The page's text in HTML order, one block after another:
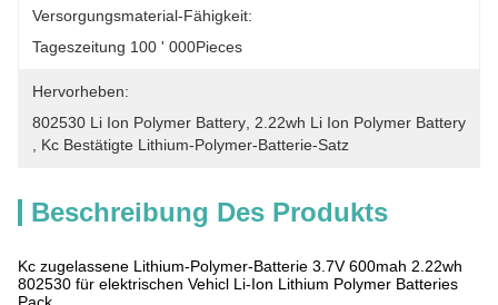
Versorgungsmaterial-Fähigkeit:
Tageszeitung 100 ' 000Pieces
Hervorheben:
802530 Li Ion Polymer Battery 2.22wh Li Ion Polymer Battery
Kc Bestätigte Lithium-Polymer-Batterie-Satz
Beschreibung Des Produkts
Kc zugelassene Lithium-Polymer-Batterie 3.7V 600mah 2.22wh
802530 für elektrischen Vehicl Li-Ion Lithium Polymer Batteries